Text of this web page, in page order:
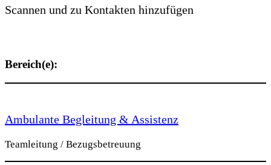
Scannen und zu Kontakten hinzufügen
Bereich(e):
Ambulante Begleitung & Assistenz
Teamleitung / Bezugsbetreuung